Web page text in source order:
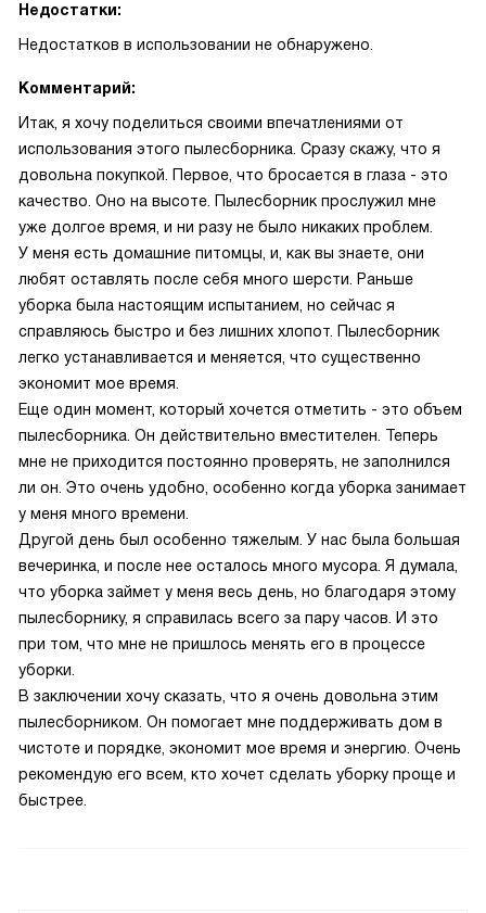
Недостатки:
Недостатков в использовании не обнаружено.
Комментарий:
Итак, я хочу поделиться своими впечатлениями от
использования этого пылесборника. Сразу скажу, что я
довольна покупкой. Первое, что бросается в глаза - это
качество. Оно на высоте. Пылесборник прослужил мне
уже долгое время, и ни разу не было никаких проблем.
У меня есть домашние питомцы, и, как вы знаете, они
любят оставлять после себя много шерсти. Раньше
уборка была настоящим испытанием, но сейчас я
справляюсь быстро и без лишних хлопот. Пылесборник
легко устанавливается и меняется, что существенно
экономит мое время.
Еще один момент, который хочется отметить - это объем
пылесборника. Он действительно вместителен. Теперь
мне не приходится постоянно проверять, не заполнился
ли он. Это очень удобно, особенно когда уборка занимает
у меня много времени.
Другой день был особенно тяжелым. У нас была большая
вечеринка, и после нее осталось много мусора. Я думала,
что уборка займет у меня весь день, но благодаря этому
пылесборнику, я справилась всего за пару часов. И это
при том, что мне не пришлось менять его в процессе
уборки.
В заключении хочу сказать, что я очень довольна этим
пылесборником. Он помогает мне поддерживать дом в
чистоте и порядке, экономит мое время и энергию. Очень
рекомендую его всем, кто хочет сделать уборку проще и
быстрее.